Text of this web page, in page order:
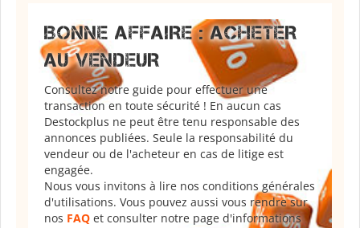
BONNE AFFAIRE : ACHETER
AU VENDEUR
Consultez notre guide pour effectuer une
transaction en toute sécurité ! En aucun cas
Destockplus ne peut être tenu responsable des
annonces publiées. Seule la responsabilité du
vendeur ou de l'acheteur en cas de litige est
engagée.
Nous vous invitons à lire nos conditions générales
d'utilisations. Vous pouvez aussi vous rendre sur
nos FAQ et consulter notre page d'informations